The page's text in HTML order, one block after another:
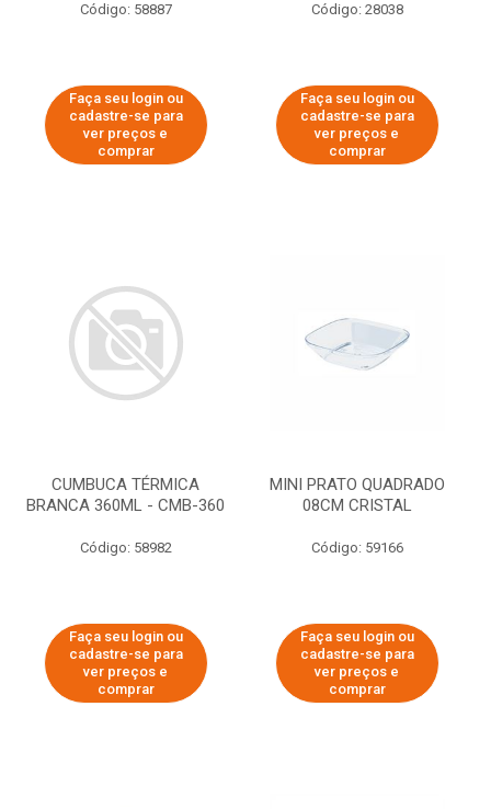
Código: 58887
Faça seu login ou
cadastre-se para
ver preços e
comprar
Código: 28038
Faça seu login ou
cadastre-se para
ver preços e
comprar
CUMBUCA TÉRMICA
BRANCA 360ML - CMB-360
Código: 58982
Faça seu login ou
cadastre-se para
ver preços e
comprar
MINI PRATO QUADRADO
08CM CRISTAL
Código: 59166
Faça seu login ou
cadastre-se para
ver preços e
comprar